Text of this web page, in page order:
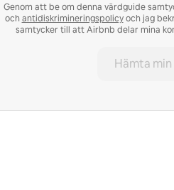
Genom att be om denna värdguide
och antidiskrimineringspolicyoch jag
samtycker till att Airbnb delar mina
Hämta